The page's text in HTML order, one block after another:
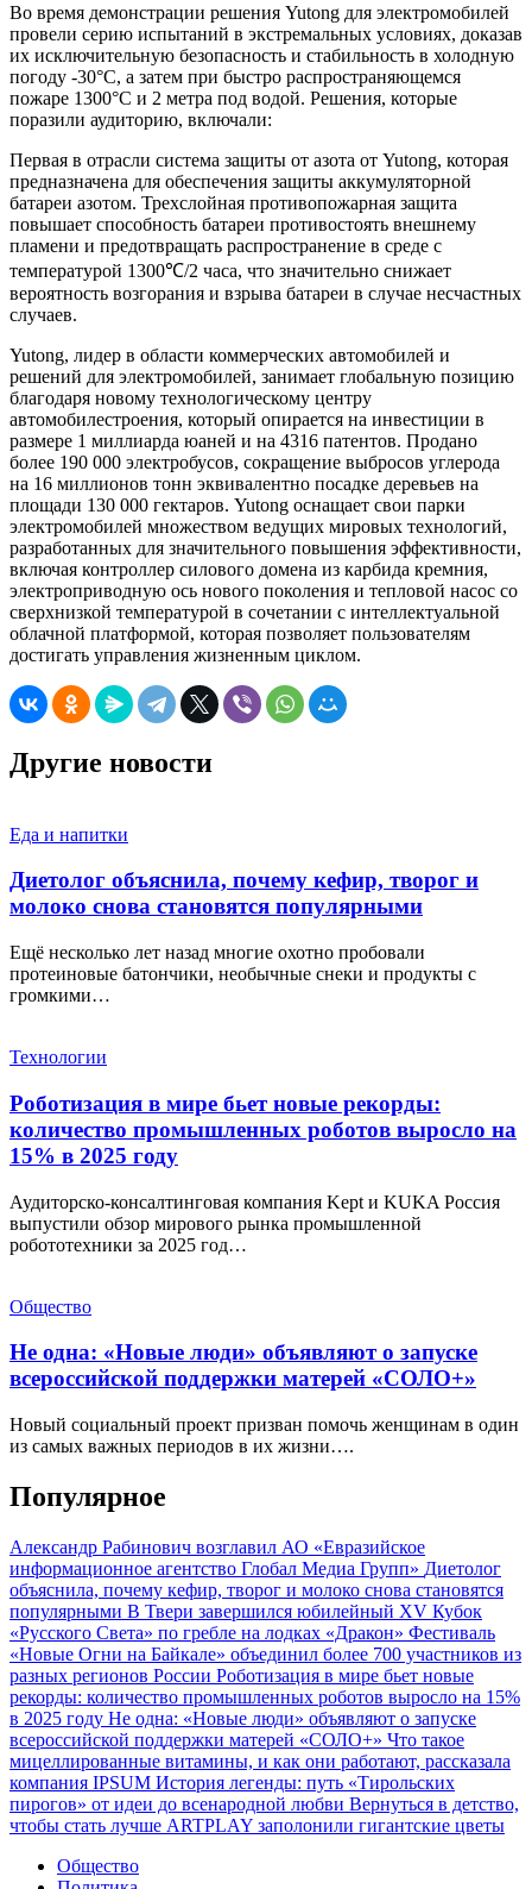
Во время демонстрации решения Yutong для электромобилей
провели серию испытаний в экстремальных условиях, доказав
их исключительную безопасность и стабильность в холодную
погоду -30°C, а затем при быстро распространяющемся
пожаре 1300°C и 2 метра под водой. Решения, которые
поразили аудиторию, включали:
Первая в отрасли система защиты от азота от Yutong, которая
предназначена для обеспечения защиты аккумуляторной
батареи азотом. Трехслойная противопожарная защита
повышает способность батареи противостоять внешнему
пламени и предотвращать распространение в среде с
температурой 1300℃/2 часа, что значительно снижает
вероятность возгорания и взрыва батареи в случае несчастных
случаев.
Yutong, лидер в области коммерческих автомобилей и
решений для электромобилей, занимает глобальную позицию
благодаря новому технологическому центру
автомобилестроения, который опирается на инвестиции в
размере 1 миллиарда юаней и на 4316 патентов. Продано
более 190 000 электробусов, сокращение выбросов углерода
на 16 миллионов тонн эквивалентно посадке деревьев на
площади 130 000 гектаров. Yutong оснащает свои парки
электромобилей множеством ведущих мировых технологий,
разработанных для значительного повышения эффективности,
включая контроллер силового домена из карбида кремния,
электроприводную ось нового поколения и тепловой насос со
сверхнизкой температурой в сочетании с интеллектуальной
облачной платформой, которая позволяет пользователям
достигать управления жизненным циклом.
Другие новости
Еда и напитки
Диетолог объяснила, почему кефир, творог и
молоко снова становятся популярными
Ещё несколько лет назад многие охотно пробовали
протеиновые батончики, необычные снеки и продукты с
громкими…
Технологии
Роботизация в мире бьет новые рекорды:
количество промышленных роботов выросло на
15% в 2025 году
Аудиторско-консалтинговая компания Kept и KUKA Россия
выпустили обзор мирового рынка промышленной
робототехники за 2025 год…
Общество
Не одна: «Новые люди» объявляют о запуске
всероссийской поддержки матерей «СОЛО+»
Новый социальный проект призван помочь женщинам в один
из самых важных периодов в их жизни….
Популярное
Александр Рабинович возглавил АО «Евразийское
информационное агентство Глобал Медиа Групп» Диетолог
объяснила, почему кефир, творог и молоко снова становятся
популярными В Твери завершился юбилейный XV Кубок
«Русского Света» по гребле на лодках «Дракон» Фестиваль
«Новые Огни на Байкале» объединил более 700 участников из
разных регионов России Роботизация в мире бьет новые
рекорды: количество промышленных роботов выросло на 15%
в 2025 году Не одна: «Новые люди» объявляют о запуске
всероссийской поддержки матерей «СОЛО+» Что такое
мицеллированные витамины, и как они работают, рассказала
компания IPSUM История легенды: путь «Тирольских
пирогов» от идеи до всенародной любви Вернуться в детство,
чтобы стать лучше ARTPLAY заполонили гигантские цветы
Общество